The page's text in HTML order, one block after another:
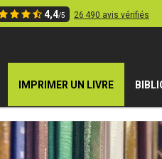
4,4/5 26 490 avis vérifiés
IMPRIMER UN LIVRE